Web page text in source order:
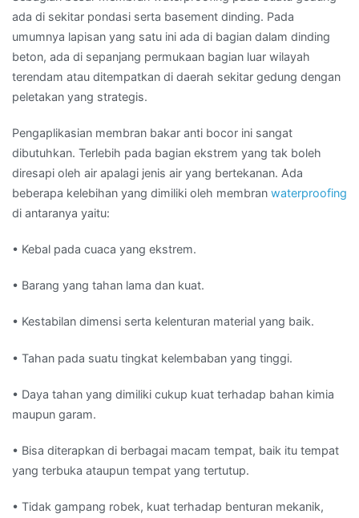
ada di sekitar pondasi serta basement dinding. Pada
umumnya lapisan yang satu ini ada di bagian dalam dinding
beton, ada di sepanjang permukaan bagian luar wilayah
terendam atau ditempatkan di daerah sekitar gedung dengan
peletakan yang strategis.
Pengaplikasian membran bakar anti bocor ini sangat
dibutuhkan. Terlebih pada bagian ekstrem yang tak boleh
diresapi oleh air apalagi jenis air yang bertekanan. Ada
beberapa kelebihan yang dimiliki oleh membran waterproofing
di antaranya yaitu:
• Kebal pada cuaca yang ekstrem.
• Barang yang tahan lama dan kuat.
• Kestabilan dimensi serta kelenturan material yang baik.
• Tahan pada suatu tingkat kelembaban yang tinggi.
• Daya tahan yang dimiliki cukup kuat terhadap bahan kimia
maupun garam.
• Bisa diterapkan di berbagai macam tempat, baik itu tempat
yang terbuka ataupun tempat yang tertutup.
• Tidak gampang robek, kuat terhadap benturan mekanik,